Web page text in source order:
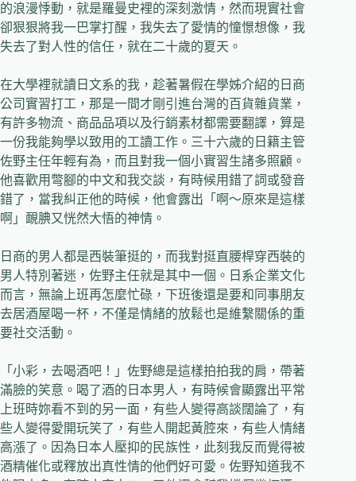
的浪漫悸動，就是羅曼史裡的深刻激情，然而現實社會
卻狠狠將我一巴掌打醒，我失去了愛情的憧憬想像，我
失去了對人性的信任，就在二十歲的夏天。
在大學裡就讀日文系的我，趁著暑假在學姊介紹的日商
公司實習打工，那是一間才剛引進台灣的百貨雜貨業，
有許多物流、商品品項以及行銷素材都需要翻譯，算是
一份我能夠學以致用的工讀工作。三十六歲的日籍主管
佐野主任年輕有為，而且對我一個小實習生諸多照顧。
他喜歡用彆腳的中文和我交談，有時候用錯了詞或發音
錯了，當我糾正他的時候，他會露出「啊～原來是這樣
啊」靦腆又恍然大悟的神情。
日商的男人都是西裝筆挺的，而我對挺直腰桿穿西裝的
男人特別著迷，佐野主任就是其中一個。日系企業文化
而言，無論上班再怎麼忙碌，下班後還是要和同事朋友
去居酒屋喝一杯，不僅是情緒的放鬆也是維繫關係的重
要社交活動。
「小彩，去喝酒吧！」佐野總是這樣拍拍我的肩，帶著
滿臉的笑意。喝了酒的日本男人，有時候會顯露出平常
上班時妳看不到的另一面，有些人變得高談闊論了，有
些人變得愛開玩笑了，有些人開起黃腔來，有些人情緒
高漲了。因為日本人壓抑的民族性，此刻我反而覺得被
酒精催化或釋放出真性情的他們好可愛。佐野知道我不